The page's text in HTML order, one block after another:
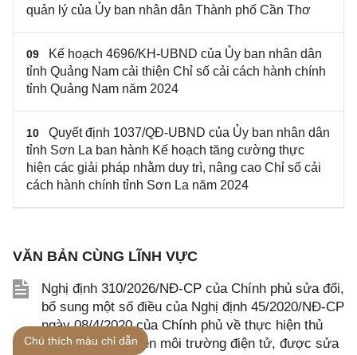
quản lý của Ủy ban nhân dân Thành phố Cần Thơ
09
Kế hoạch 4696/KH-UBND của Ủy ban nhân dân
tỉnh Quảng Nam cải thiện Chỉ số cải cách hành chính
tỉnh Quảng Nam năm 2024
10
Quyết định 1037/QĐ-UBND của Ủy ban nhân dân
tỉnh Sơn La ban hành Kế hoạch tăng cường thực
hiện các giải pháp nhằm duy trì, nâng cao Chỉ số cải
cách hành chính tỉnh Sơn La năm 2024
VĂN BẢN CÙNG LĨNH VỰC
Nghị định 310/2026/NĐ-CP của Chính phủ sửa đổi,
bổ sung một số điều của Nghị định 45/2020/NĐ-CP
ngày 08/4/2020 của Chính phủ về thực hiện thủ
tục hành chính trên môi trường điện tử, được sửa
Chú thích màu chỉ dẫn